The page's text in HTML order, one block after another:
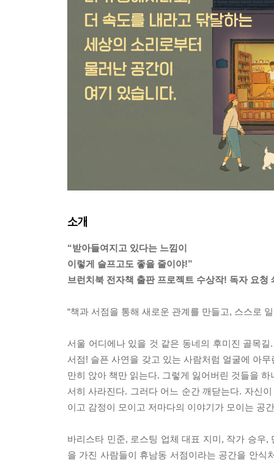
소개
“받아들여지고 있다는 느낌이
이렇게 슬프고도 좋을 줄이야!”
브런치북 전자책 출판 프로젝트 수상작! 독자 요청
“책과 서점을 통해 새로운 관계를 만들고, 스스로
서울 어디에나 있을 것 같은 동네의 후미진 골목
서점! 슬픈 사연을 갖고 있는 사람처럼 얼굴에 아
만히 앉아 책만 읽는다. 그렇게 잃어버린 것들을
서히 사라진다. 그러다 어느 순간 깨닫는다. 자신
이고 감정이 모이고 저마다의 이야기가 모이는 공
바리스타 민준, 로스팅 업체 대표 지미, 작가 승우
을 가진 사람들이 휴남동 서점이라는 공간을 안